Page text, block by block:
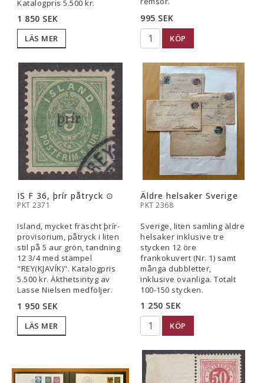
Katalogpris 5.500 kr.
1 850 SEK
LÄS MER
995 SEK
KÖP
IS F 36, þrír påtryck ⊙
PKT 2371
Island, mycket fräscht þrír-
provisorium, påtryck i liten
stil på 5 aur grön, tandning
12 3/4 med stämpel
"REY(KJAVÍK)". Katalogpris
5.500 kr. Äkthetsintyg av
Lasse Nielsen medföljer.
1 950 SEK
LÄS MER
Äldre helsaker Sverige
PKT 2368
Sverige, liten samling äldre
helsaker inklusive tre
stycken 12 öre
frankokuvert (Nr. 1) samt
många dubbletter,
inklusive ovanliga. Totalt
100-150 stycken.
1 250 SEK
KÖP